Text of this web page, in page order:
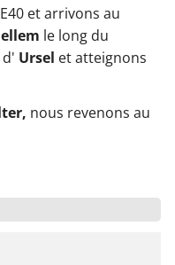
et arrivons au
le long du
Ursel et atteignons
nous revenons au